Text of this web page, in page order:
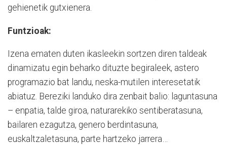
gehienetik gutxienera.
Funtzioak:
Izena ematen duten ikasleekin sortzen diren taldeak
dinamizatu egin beharko dituzte begiraleek, astero
programazio bat landu, neska-mutilen interesetatik
abiatuz. Bereziki landuko dira zenbait balio: laguntasuna
– enpatia, talde giroa, naturarekiko sentiberatasuna,
bailaren ezagutza, genero berdintasuna,
euskaltzaletasuna, parte hartzeko jarrera…